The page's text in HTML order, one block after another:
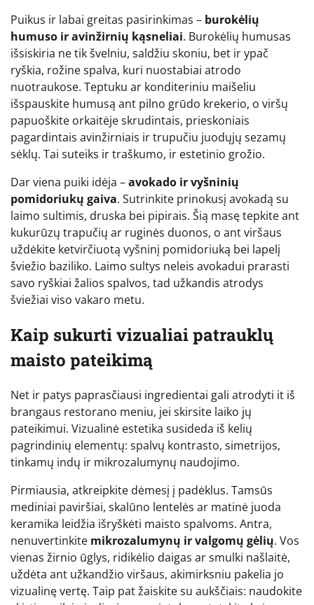
Puikus ir labai greitas pasirinkimas – burokėlių
humuso ir avinžirnių kąsneliai. Burokėlių humusas
išsiskiria ne tik švelniu, saldžiu skoniu, bet ir ypač
ryškia, rožine spalva, kuri nuostabiai atrodo
nuotraukose. Teptuku ar konditeriniu maišeliu
išspauskite humusą ant pilno grūdo krekerio, o viršų
papuoškite orkaitėje skrudintais, prieskoniais
pagardintais avinžirniais ir trupučiu juodųjų sezamų
sėklų. Tai suteiks ir traškumo, ir estetinio grožio.
Dar viena puiki idėja –avokado ir vyšninių
pomidoriukų gaiva. Sutrinkite prinokusį avokadą su
laimo sultimis, druska bei pipirais. Šią masę tepkite ant
kukurūzų trapučių ar ruginės duonos, o ant viršaus
uždėkite ketvirčiuotą vyšninį pomidoriuką bei lapelį
šviežio baziliko. Laimo sultys neleis avokadui prarasti
savo ryškiai žalios spalvos, tad užkandis atrodys
šviežiai viso vakaro metu.
Kaip sukurti vizualiai patrauklų
maisto pateikimą
Net ir patys paprasčiausi ingredientai gali atrodyti it iš
brangaus restorano meniu, jei skirsite laiko jų
pateikimui. Vizualinė estetika susideda iš kelių
pagrindinių elementų: spalvų kontrasto, simetrijos,
tinkamų indų ir mikrozalumynų naudojimo.
Pirmiausia, atkreipkite dėmesį į padėklus. Tamsūs
mediniai paviršiai, skalūno lentelės ar matinė juoda
keramika leidžia išryškėti maisto spalvoms. Antra,
nenuvertinkite mikrozalumynų ir valgomų gėlių. Vos
vienas žirnio ūglys, ridikėlio daigas ar smulki našlaitė,
uždėta ant užkandžio viršaus, akimirksniu pakelia jo
vizualinę vertę. Taip pat žaiskite su aukščiais: naudokite